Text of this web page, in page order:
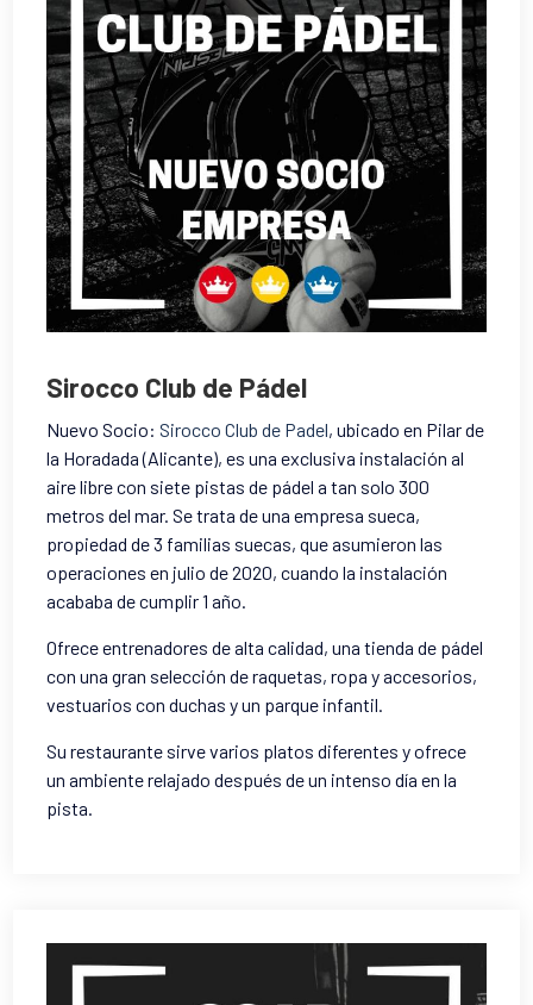
Sirocco Club de Pádel
Nuevo Socio: Sirocco Club de Padel, ubicado en Pilar de
la Horadada (Alicante), es una exclusiva instalación al
aire libre con siete pistas de pádel a tan solo 300
metros del mar.Se trata de una empresa sueca,
propiedad de 3 familias suecas, que asumieron las
operaciones en julio de 2020, cuando la instalación
acababa de cumplir 1 año.
Ofrece entrenadores de alta calidad, una tienda de pádel
con una gran selección de raquetas, ropa y accesorios,
vestuarios con duchas y un parque infantil.
Su restaurante sirve varios platos diferentes y ofrece
un ambiente relajado después de un intenso día en la
pista.